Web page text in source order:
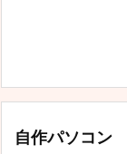
自作パソコン